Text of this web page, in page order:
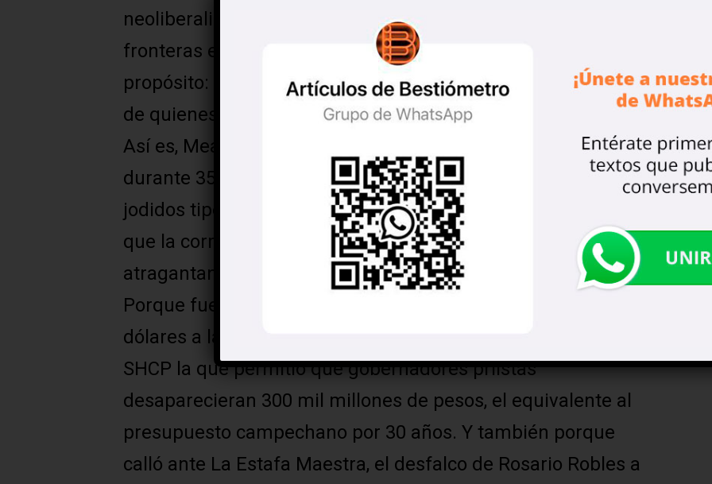
neoliberalismo criminal, representa la desaparición de las
fronteras entre esos institutos políticos con un sólo
propósito: la defensa del proyecto económico y los privilegios
de quienes saquean al país.
Así es, Meade garantiza que el modelo económico que
durante 35 años ha producido millonarios clase Forbes y
jodidos tipo National Geographic seguirá vigente, lo mismo
que la corrupción e impunidad, lastres históricos que no se le
atragantan.
Porque fue su Cancillería la que entregó los 100 millones de
dólares a la fundación de Josefina Vazquez Mota; fue su
SHCP la que permitió que gobernadores priistas
desaparecieran 300 mil millones de pesos, el equivalente al
presupuesto campechano por 30 años. Y también porque
calló ante La Estafa Maestra, el desfalco de Rosario Robles a